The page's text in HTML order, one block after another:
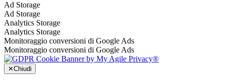
Ad Storage
Ad Storage
Analytics Storage
Analytics Storage
Monitoraggio conversioni di Google Ads
Monitoraggio conversioni di Google Ads
✕Chiudi